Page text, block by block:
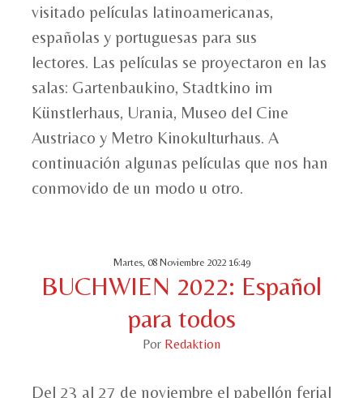
visitado películas latinoamericanas,
españolas y portuguesas para sus
lectores. Las películas se proyectaron en las
salas: Gartenbaukino, Stadtkino im
Künstlerhaus, Urania, Museo del Cine
Austriaco y Metro Kinokulturhaus. A
continuación algunas películas que nos han
conmovido de un modo u otro.
Martes, 08 Noviembre 2022 16:49
BUCHWIEN 2022: Español
para todos
Por Redaktion
Del 23 al 27 de noviembre el pabellón ferial